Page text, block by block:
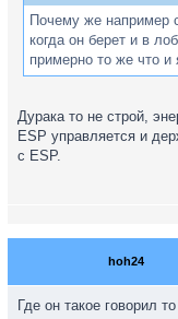
Почему же например
когда он берет и в
примерно то же что и
Дурака то не строй,
ESP управляется и
с ESP.
hoh24
Где он такое говорил